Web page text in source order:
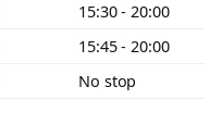
15:30 - 20:00
15:45 - 20:00
No stop